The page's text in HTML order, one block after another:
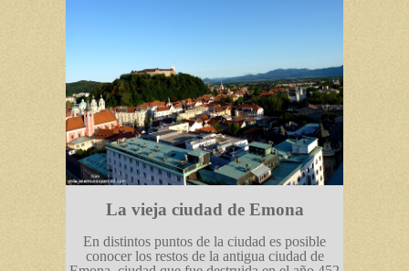
La vieja ciudad de Emona
En distintos puntos de la ciudad es posible
conocer los restos de la antigua ciudad de